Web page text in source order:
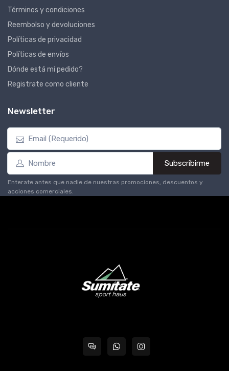
Términos y condiciones
Reembolso y devoluciones
Políticas de privacidad
Políticas de envíos
Dónde está mi pedido?
Registrate como cliente
Newsletter
Subscribirme
Enterate antes que nadie de nuestras promociones, descuentos y
acciones comerciales.